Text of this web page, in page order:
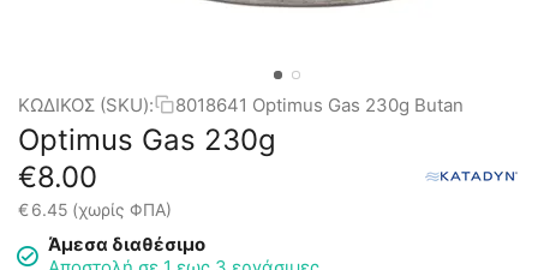
ΚΩΔΙΚΟΣ (SKU): 8018641 Optimus Gas 230g Butan
Optimus Gas 230g
€8.00
€6.45 (χωρίς ΦΠΑ)
Άμεσα διαθέσιμο